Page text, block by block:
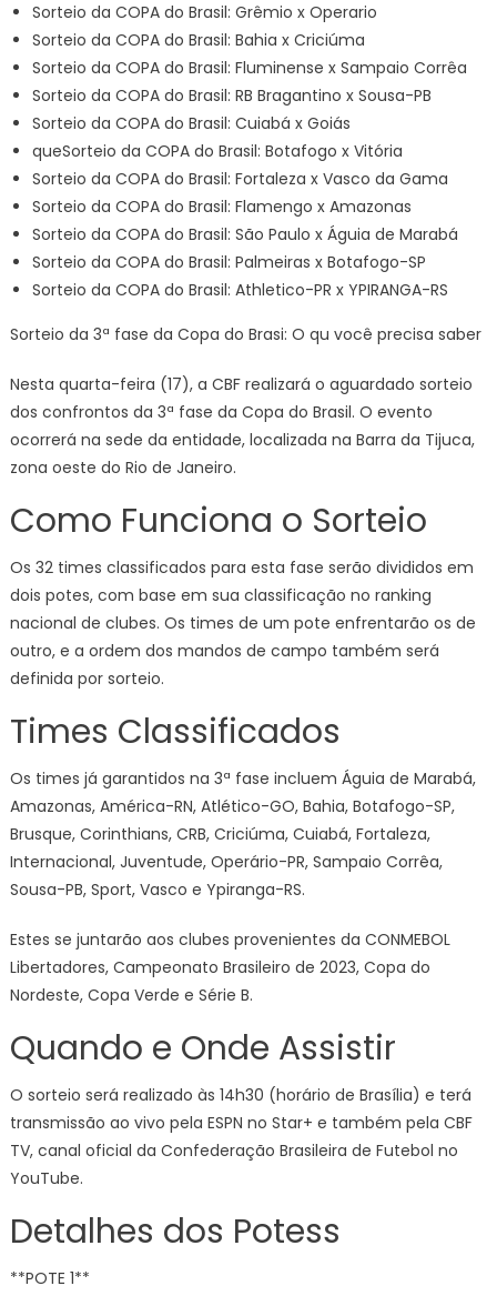
Sorteio da COPA do Brasil: Grêmio x Operario
Sorteio da COPA do Brasil: Bahia x Criciúma
Sorteio da COPA do Brasil: Fluminense x Sampaio Corrêa
Sorteio da COPA do Brasil: RB Bragantino x Sousa-PB
Sorteio da COPA do Brasil: Cuiabá x Goiás
queSorteio da COPA do Brasil: Botafogo x Vitória
Sorteio da COPA do Brasil: Fortaleza x Vasco da Gama
Sorteio da COPA do Brasil: Flamengo x Amazonas
Sorteio da COPA do Brasil: São Paulo x Águia de Marabá
Sorteio da COPA do Brasil: Palmeiras x Botafogo-SP
Sorteio da COPA do Brasil: Athletico-PR x YPIRANGA-RS
Sorteio da 3ª fase da Copa do Brasi: O qu você precisa saber
Nesta quarta-feira (17), a CBF realizará o aguardado sorteio
dos confrontos da 3ª fase da Copa do Brasil. O evento
ocorrerá na sede da entidade, localizada na Barra da Tijuca,
zona oeste do Rio de Janeiro.
Como Funciona o Sorteio
Os 32 times classificados para esta fase serão divididos em
dois potes, com base em sua classificação no ranking
nacional de clubes. Os times de um pote enfrentarão os de
outro, e a ordem dos mandos de campo também será
definida por sorteio.
Times Classificados
Os times já garantidos na 3ª fase incluem Águia de Marabá,
Amazonas, América-RN, Atlético-GO, Bahia, Botafogo-SP,
Brusque, Corinthians, CRB, Criciúma, Cuiabá, Fortaleza,
Internacional, Juventude, Operário-PR, Sampaio Corrêa,
Sousa-PB, Sport, Vasco e Ypiranga-RS.
Estes se juntarão aos clubes provenientes da CONMEBOL
Libertadores, Campeonato Brasileiro de 2023, Copa do
Nordeste, Copa Verde e Série B.
Quando e Onde Assistir
O sorteio será realizado às 14h30 (horário de Brasília) e terá
transmissão ao vivo pela ESPN no Star+ e também pela CBF
TV, canal oficial da Confederação Brasileira de Futebol no
YouTube.
Detalhes dos Potess
**POTE 1**